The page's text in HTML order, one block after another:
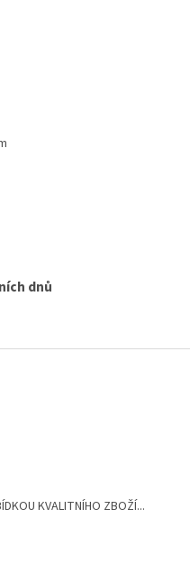
dnů
KVALITNÍHO ZBOŽÍ...